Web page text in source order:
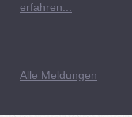
erfahren...
Alle Meldungen